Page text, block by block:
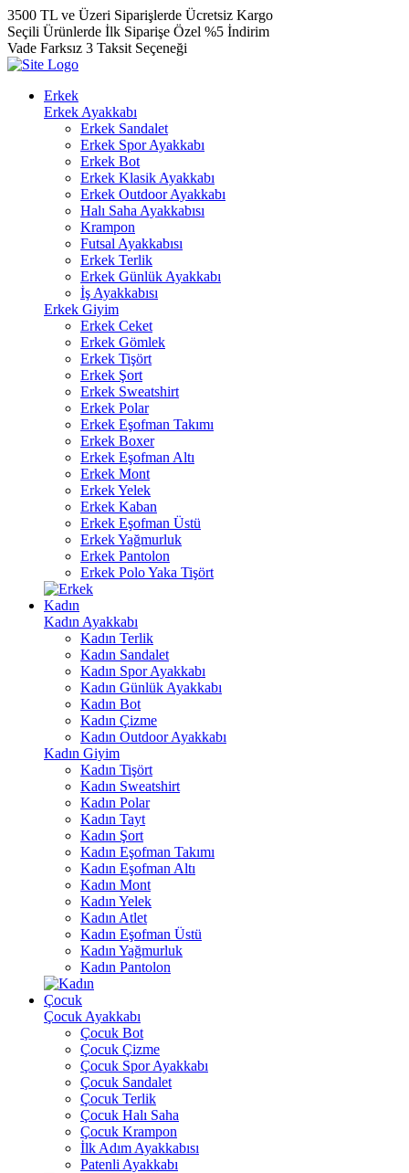
3500 TL ve Üzeri Siparişlerde Ücretsiz Kargo
Seçili Ürünlerde İlk Siparişe Özel %5 İndirim
Vade Farksız 3 Taksit Seçeneği
Erkek
Erkek Ayakkabı
Erkek Sandalet
Erkek Spor Ayakkabı
Erkek Bot
Erkek Klasik Ayakkabı
Erkek Outdoor Ayakkabı
Halı Saha Ayakkabısı
Krampon
Futsal Ayakkabısı
Erkek Terlik
Erkek Günlük Ayakkabı
İş Ayakkabısı
Erkek Giyim
Erkek Ceket
Erkek Gömlek
Erkek Tişört
Erkek Şort
Erkek Sweatshirt
Erkek Polar
Erkek Eşofman Takımı
Erkek Boxer
Erkek Eşofman Altı
Erkek Mont
Erkek Yelek
Erkek Kaban
Erkek Eşofman Üstü
Erkek Yağmurluk
Erkek Pantolon
Erkek Polo Yaka Tişört
Kadın
Kadın Ayakkabı
Kadın Terlik
Kadın Sandalet
Kadın Spor Ayakkabı
Kadın Günlük Ayakkabı
Kadın Bot
Kadın Çizme
Kadın Outdoor Ayakkabı
Kadın Giyim
Kadın Tişört
Kadın Sweatshirt
Kadın Polar
Kadın Tayt
Kadın Şort
Kadın Eşofman Takımı
Kadın Eşofman Altı
Kadın Mont
Kadın Yelek
Kadın Atlet
Kadın Eşofman Üstü
Kadın Yağmurluk
Kadın Pantolon
Çocuk
Çocuk Ayakkabı
Çocuk Bot
Çocuk Çizme
Çocuk Spor Ayakkabı
Çocuk Sandalet
Çocuk Terlik
Çocuk Halı Saha
Çocuk Krampon
İlk Adım Ayakkabısı
Patenli Ayakkabı